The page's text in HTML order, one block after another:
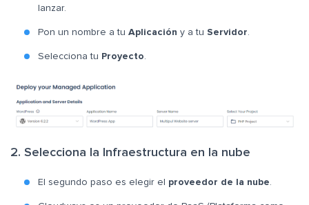
lanzar.
Pon un nombre a tu Aplicación y a tu Servidor.
Selecciona tu Proyecto.
2. Selecciona la Infraestructura en la nube
El segundo paso es elegir el proveedor de la nube.